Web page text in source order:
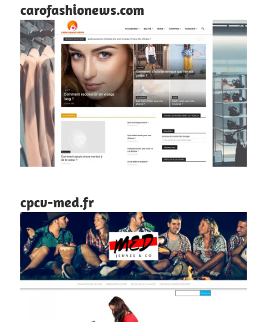
carofashionews.com
cpcv-med.fr